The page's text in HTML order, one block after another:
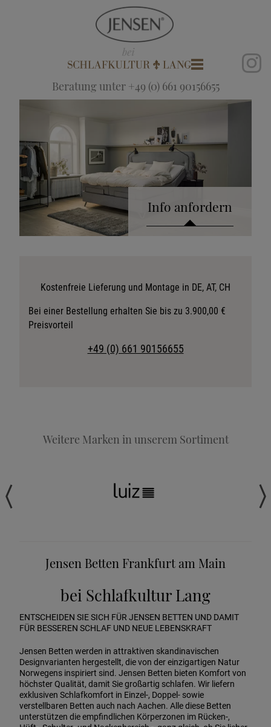
Beratung unter +49 (0) 661 90156655
Info anfordern
Stoffkollektion anfordern
Telefonische Beratung anfordern
Beratungstermin vereinbaren
Kostenfreie Lieferung und Montage in DE, AT, CH
Bei einer Bestellung erhalten Sie bis zu 3.900,00 €
Preisvorteil
+49 (0) 661 90156655
Weitere Marken in unserem Sortiment
Jensen Betten Frankfurt am Main
bei Schlafkultur Lang
ENTSCHEIDEN SIE SICH FÜR JENSEN BETTEN UND DAMIT
FÜR BESSEREN SCHLAF UND NEUE LEBENSKRAFT
Jensen Betten werden in attraktiven skandinavischen
Designvarianten hergestellt, die von der einzigartigen Natur
Norwegens inspiriert sind. Jensen Betten bieten Komfort von
höchster Qualität, damit Sie großartig schlafen. Wir liefern
exklusiven Schlafkomfort in Einzel-, Doppel- sowie
verstellbaren Betten auch nach Aachen. Alle diese Betten
unterstützen die empfindlichen Körperzonen im Rücken-,